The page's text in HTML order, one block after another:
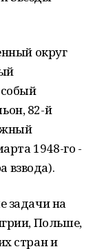
округ
82-й
1948-го -
взвода).
задачи на
Польше,
стран и